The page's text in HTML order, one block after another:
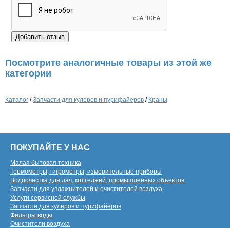
Посмотрите аналогичные товары из этой же
категории
Каталог /Запчасти для кулеров и пурифайеров / Краны
ПОКУПАЙТЕ У НАС
Малая бытовая техника
Термометры, гигрометры, измерительные приборы
Водоочистка для дач, коттеджей, промышленных объектов
Запчасти для увлажнителей и очистителей воздуха
Услуги сервисной службы
Запчасти для кулеров и пурифайеров
Фильтры воды
Очистители воздуха